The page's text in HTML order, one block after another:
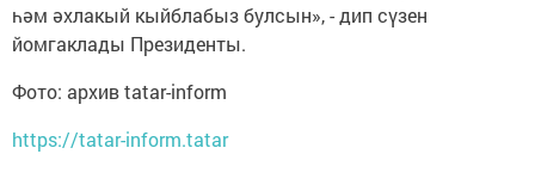
һәм әхлакый кыйблабыз булсын», - дип сүзен
йомгаклады Президенты.
Фото: архив tatar-inform
https://tatar-inform.tatar